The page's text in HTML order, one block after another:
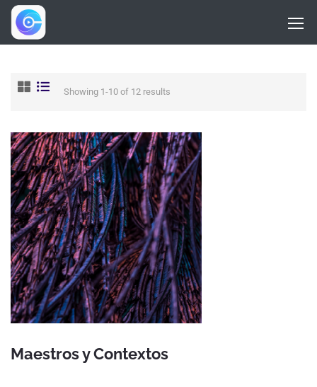
Showing 1-10 of 12 results
Maestros y Contextos